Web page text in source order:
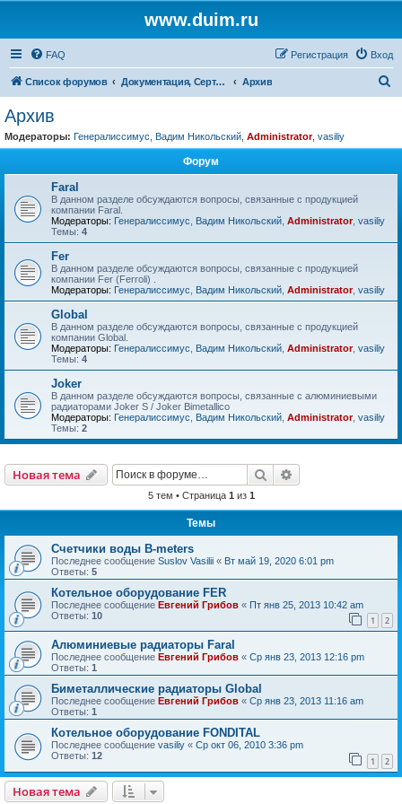
www.duim.ru
FAQ Вход
Регистрация
Список форумов Документация, Сертификаты, Стандарты, Нормы, Правила, Нормативы, Регламенты Архив
Архив
Модераторы: Генералиссимус Вадим Никольский Administrator, vasiliy
Форум
Faral
В данном разделе обсуждаются вопросы, связанные с продукцией
компании Faral.
Модераторы: Генералиссимус Вадим Никольский Administrator, vasiliy
Темы: 4
Fer
В данном разделе обсуждаются вопросы, связанные с продукцией
компании Fer (Ferroli) .
Модераторы: Генералиссимус Вадим Никольский Administrator, vasiliy
Global
В данном разделе обсуждаются вопросы, связанные с продукцией
компании Global.
Модераторы: Генералиссимус Вадим Никольский Administrator, vasiliy
Темы: 4
Joker
В данном разделе обсуждаются вопросы, связанные с алюминиевыми
радиаторами Joker S / Joker Bimetallico
Модераторы: Генералиссимус Вадим Никольский Administrator, vasiliy
Темы: 2
Новая тема Поиск
5 тем • Страница 1 из 1
Темы
Счетчики воды B-meters
Последнее сообщение Suslov Vasilii « Вт май 19, 2020 6:01 pm
Ответы: 5
Котельное оборудование FER
Последнее сообщение Евгений Грибов « Пт янв 25, 2013 10:42 am
Ответы: 10 1 2
Алюминиевые радиаторы Faral
Последнее сообщение Евгений Грибов « Ср янв 23, 2013 12:16 pm
Ответы: 1
Биметаллические радиаторы Global
Последнее сообщение Евгений Грибов « Ср янв 23, 2013 11:16 am
Ответы: 1
Котельное оборудование FONDITAL
Последнее сообщение vasiliy « Ср окт 06, 2010 3:36 pm
Ответы: 12 1 2
Новая тема